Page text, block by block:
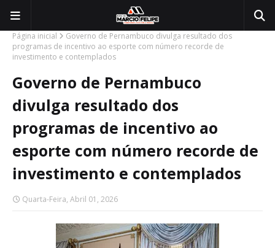
Página inicial
Governo de Pernambuco divulga resultado dos
programas de incentivo ao esporte com número recorde de
investimento e contemplados
Governo de Pernambuco
divulga resultado dos
programas de incentivo ao
esporte com número recorde de
investimento e contemplados
Quarta-Feira, Abril 01, 2026